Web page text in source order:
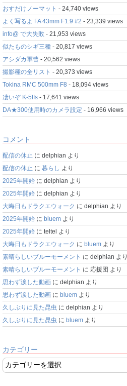
おすだけノーマット - 24,740 views
よく写るよ FA 43mm F1.9 #2 - 23,339 views
info@ で大失敗 - 21,953 views
似たものシギ三種 - 20,817 views
アシダカ軍曹 - 20,562 views
撮影種の全リスト - 20,373 views
Tokina RMC 500mm F8 - 18,094 views
凄いぞ K-5IIs - 17,641 views
DA★300使用時のカメラ設定 - 16,966 views
コメント
配信の休止 に delphian より
配信の休止 に 暮らし より
2025年開始 に delphian より
2025年開始 に delphian より
大晦日もドラクエウォーク に delphian より
2025年開始 に bluem より
2025年開始 に teltel より
大晦日もドラクエウォーク に bluem より
素晴らしいブルーモーメント に delphian より
素晴らしいブルーモーメント に 応援団 より
思わず涙した動画 に delphian より
思わず涙した動画 に bluem より
久しぶりに見た昆虫 に delphian より
久しぶりに見た昆虫 に bluem より
カテゴリー